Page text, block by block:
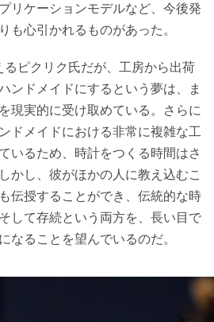
リケーションモデルなど、今後発
も心引かれるものがあった。
ピクリク氏だが、工房から出荷
ンドメイドにするという夢は、ま
現実的に受け取めている。さらに
ドメイドにおける非常に複雑な工
いるため、時計をつくる時間はさ
かし、彼がほかの人に教え込むこ
伝授することができ、伝統的な時
して存続という両方を、長い目で
なることを望んでいるのだ。